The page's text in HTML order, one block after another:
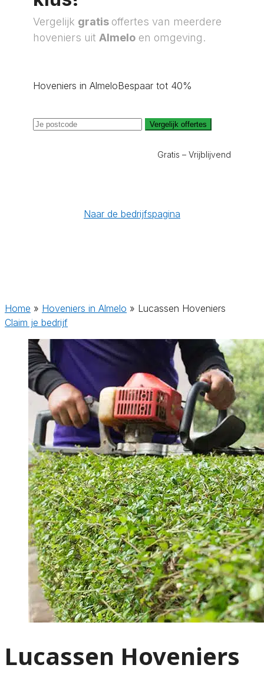
Vergelijk gratis offertes van meerdere
hoveniers uit Almelo en omgeving.
Hoveniers in AlmeloBespaar tot 40%
Vergelijk offertes
Gratis – Vrijblijvend
Naar de bedrijfspagina
Home » Hoveniers in Almelo » Lucassen Hoveniers
Claim je bedrijf
Lucassen Hoveniers